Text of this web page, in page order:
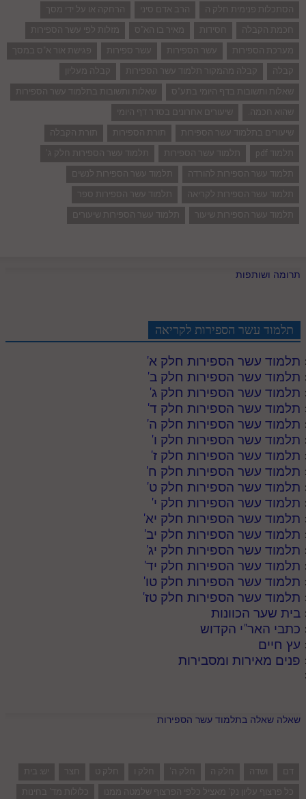
הסתכלות פנימית חלק ה הרב אדם סיני
הרחקה או על ידי מסך
חכמת הקבלה
חסידות מאיר בו הא"ס
מזלות לפי עשר הספירות
מערכת הספירות
עשר הספירות עשר ספירות
פגישת אור א"ס במסך
קבלה
קבלה מהמקור תלמוד עשר הספירות
קבלה מעליון
שאלות ותשובות בדף היומי בתע"ס
שאלות ותשובות בתלמוד עשר הספירות
שהוא חכמה.
שיעורים אחרונים בסדר דף היומי
שיעורים בתלמוד עשר הספירות
תורת הספירות
תורת הקבלה
תלמוד pdf
תלמוד עשר הספירות
תלמוד עשר הספירות חלק ג'
תלמוד עשר הספירות להורדה
תלמוד עשר הספירות לנשים
תלמוד עשר הספירות לקריאה
תלמוד עשר הספירות ספר
תלמוד עשר הספירות שיעור
תלמוד עשר הספירות שיעורים
תרומה ושותפות
תלמוד עשר הספירות לקריאה
תלמוד עשר הספירות חלק א'
תלמוד עשר הספירות חלק ב'
תלמוד עשר הספירות חלק ג'
תלמוד עשר הספירות חלק ד'
תלמוד עשר הספירות חלק ה'
תלמוד עשר הספירות חלק ו'
תלמוד עשר הספירות חלק ז'
תלמוד עשר הספירות חלק ח'
תלמוד עשר הספירות חלק ט'
תלמוד עשר הספירות חלק י'
תלמוד עשר הספירות חלק יא'
תלמוד עשר הספירות חלק יב'
תלמוד עשר הספירות חלק יג'
תלמוד עשר הספירות חלק יד'
תלמוד עשר הספירות חלק טו'
תלמוד עשר הספירות חלק טז'
בית שער הכוונות
כתבי האר"י הקדוש
עץ חיים
פנים מאירות ומסבירות
שאלה שאלה בתלמוד עשר הספירות
דם ושדה חלק ה חלק ה' חלק ו חלק ט חצר
יש: בית
כל פרצוף עליון נק' מאציל כלפי הפרצוף שלמטה ממנו
כלולות מד' בחינות